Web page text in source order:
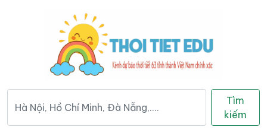
Tìm
kiếm